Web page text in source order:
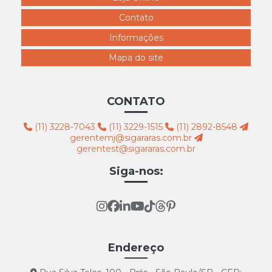
Contato
Informações
Mapa do site
CONTATO
(11) 3228-7043 (11) 3229-1515
(11) 2892-8548
gerentemj@sigararas.com.br
gerentest@sigararas.com.br
Siga-nos:
Endereço